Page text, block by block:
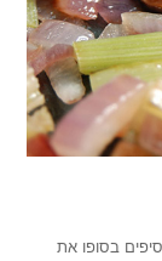
בסופו את